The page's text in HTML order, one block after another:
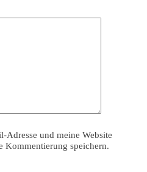
Adresse und meine Website
Kommentierung speichern.